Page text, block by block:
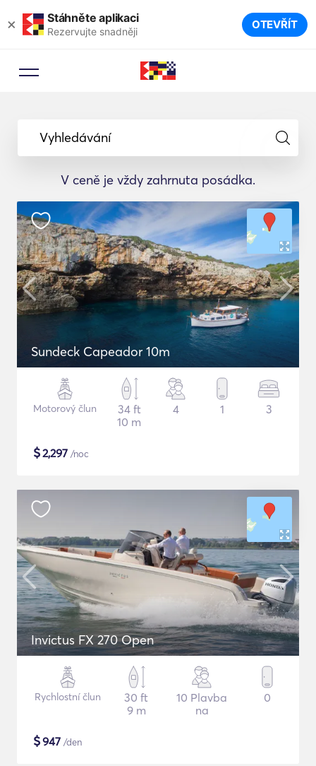
× Stáhněte aplikaci
Rezervujte snadněji OTEVŘÍT
Vyhledávání
V ceně je vždy zahrnuta posádka.
Sundeck Capeador 10m
Motorový člun
34 ft
10 m
4 1 3
$2,297 /noc
Invictus FX 270 Open
Rychlostní člun
30 ft
9 m
10 Plavba
na
0
$947 /den